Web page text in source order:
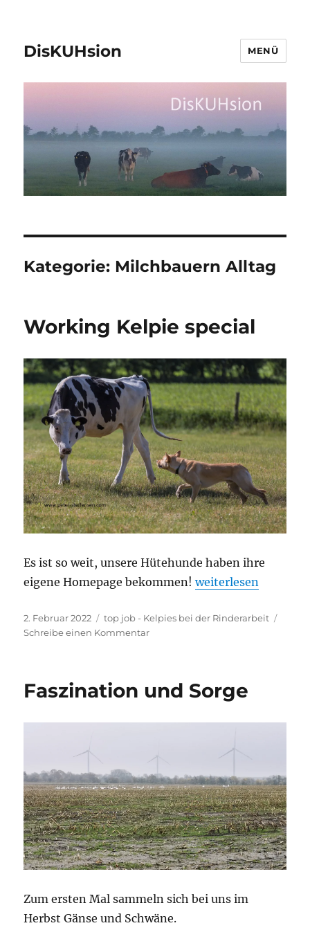
DisKUHsion MENÜ
Kategorie: Milchbauern Alltag
Working Kelpie special
Es ist so weit, unsere Hütehunde haben ihre
eigene Homepage bekommen!„Working Kelpie
weiterlesen
Veröffentlicht
am
2. Februar 2022 Kategorien
top job - Kelpies bei der Rinderarbeit
Schreibe einen Kommentarzu
Faszination und Sorge
Zum ersten Mal sammeln sich bei uns im
Herbst Gänse und Schwäne.